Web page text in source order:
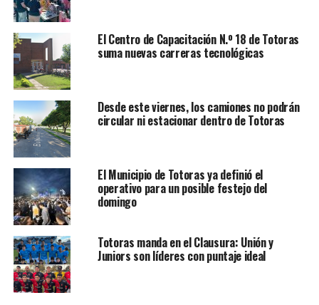
El Centro de Capacitación N.º 18 de Totoras
suma nuevas carreras tecnológicas
Desde este viernes, los camiones no podrán
circular ni estacionar dentro de Totoras
El Municipio de Totoras ya definió el
operativo para un posible festejo del
domingo
Totoras manda en el Clausura: Unión y
Juniors son líderes con puntaje ideal